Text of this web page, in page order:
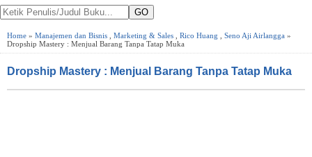
GO
Home » Manajemen dan Bisnis Marketing & Sales Rico Huang Seno Aji Airlangga »
Dropship Mastery : Menjual Barang Tanpa Tatap Muka
Dropship Mastery : Menjual Barang Tanpa Tatap Muka